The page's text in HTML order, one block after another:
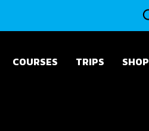
COURSES TRIPS SHOP